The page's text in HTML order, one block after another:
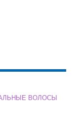
ВОЛОСЫ